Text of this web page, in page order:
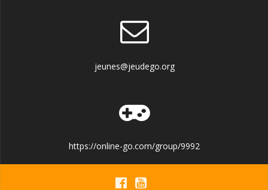
jeunes@jeudego.org
https://online-go.com/group/9992